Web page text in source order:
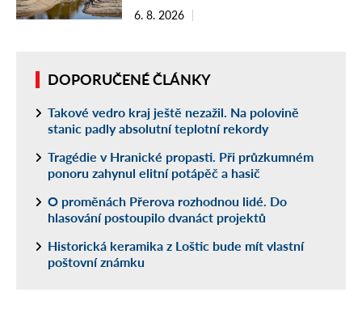
6. 8. 2026
DOPORUČENÉ ČLÁNKY
Takové vedro kraj ještě nezažil. Na polovině
stanic padly absolutní teplotní rekordy
Tragédie v Hranické propasti. Při průzkumném
ponoru zahynul elitní potápěč a hasič
O proměnách Přerova rozhodnou lidé. Do
hlasování postoupilo dvanáct projektů
Historická keramika z Loštic bude mít vlastní
poštovní známku